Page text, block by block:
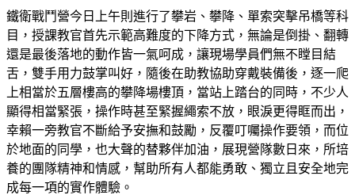
鐵衛戰鬥營今日上午則進行了攀岩、攀降、單索突擊吊橋等科
目，授課教官首先示範高難度的下降方式，無論是倒掛、翻轉
還是最後落地的動作皆一氣呵成，讓現場學員們無不瞠目結
舌，雙手用力鼓掌叫好，隨後在助教協助穿戴裝備後，逐一爬
上相當於五層樓高的攀降場樓頂，當站上踏台的同時，不少人
顯得相當緊張，操作時甚至緊握繩索不放，眼淚更得眶而出，
幸賴一旁教官不斷給予安撫和鼓勵，反覆叮囑操作要領，而位
於地面的同學，也大聲的替夥伴加油，展現營隊數日來，所培
養的團隊精神和情感，幫助所有人都能勇敢、獨立且安全地完
成每一項的實作體驗。